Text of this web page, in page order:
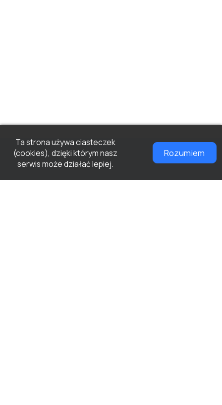
Ta strona używa ciasteczek
(cookies), dzięki którym nasz
serwis może działać lepiej.
Rozumiem